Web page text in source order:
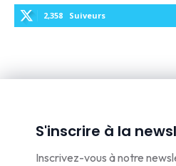
2,358 Suiveurs
S'inscrire à la
Inscrivez-vous à notre